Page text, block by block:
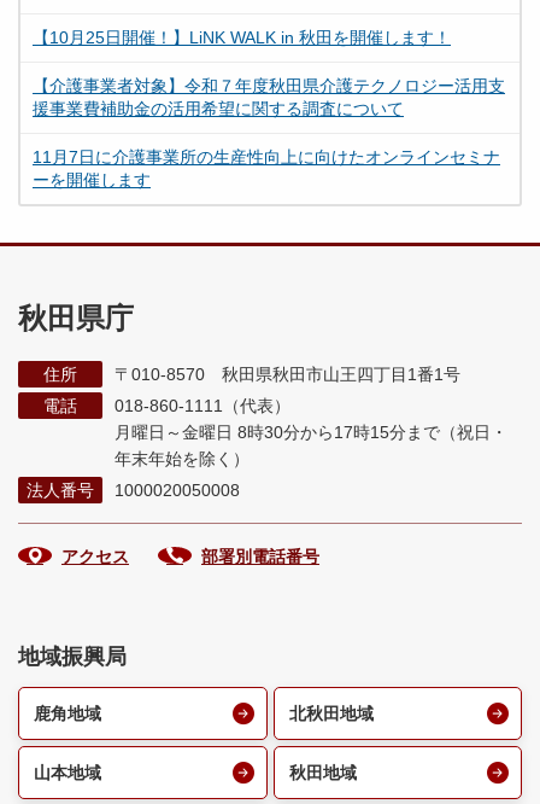
【10月25日開催！】LiNK WALK in 秋田を開催します！
【介護事業者対象】令和７年度秋田県介護テクノロジー活用支
援事業費補助金の活用希望に関する調査について
11月7日に介護事業所の生産性向上に向けたオンラインセミナ
ーを開催します
秋田県庁
住所
〒010-8570 秋田県秋田市山王四丁目1番1号
電話
018-860-1111（代表）
月曜日～金曜日 8時30分から17時15分まで （祝日・
年末年始を除く）
法人番号
1000020050008
アクセス 部署別電話番号
地域振興局
鹿角地域 北秋田地域
山本地域 秋田地域